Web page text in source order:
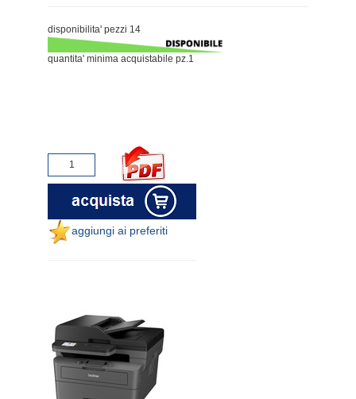
disponibilita' pezzi 14
quantita' minima acquistabile pz.1
aggiungi ai preferiti